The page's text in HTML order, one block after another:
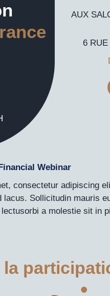
AUX
6
Webinar
consectetur adipiscing
lacus. Sollicitudin mauris
orbi a molestie sit in
la